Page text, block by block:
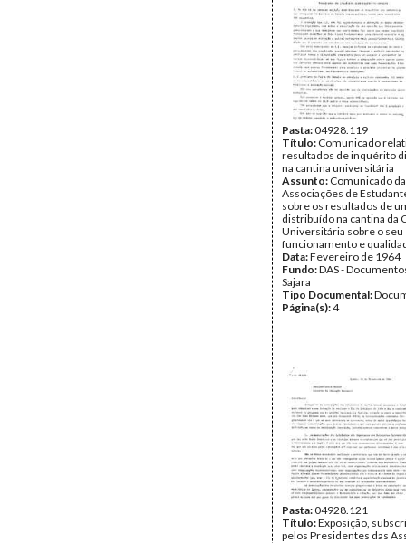
Pasta:04928.119
Título: Comunicado
resultados de inquérito
na cantina universitária
Assunto: Comunicado
Associações de
sobre os resultados de
distribuído na cantina da
Universitária sobre o seu
funcionamento e
Data:Fevereiro de 1964
Fundo:DAS -
Sajara
Tipo Documental:
Página(s):4
Pasta:04928.121
Título:Exposição,
pelos Presidentes das